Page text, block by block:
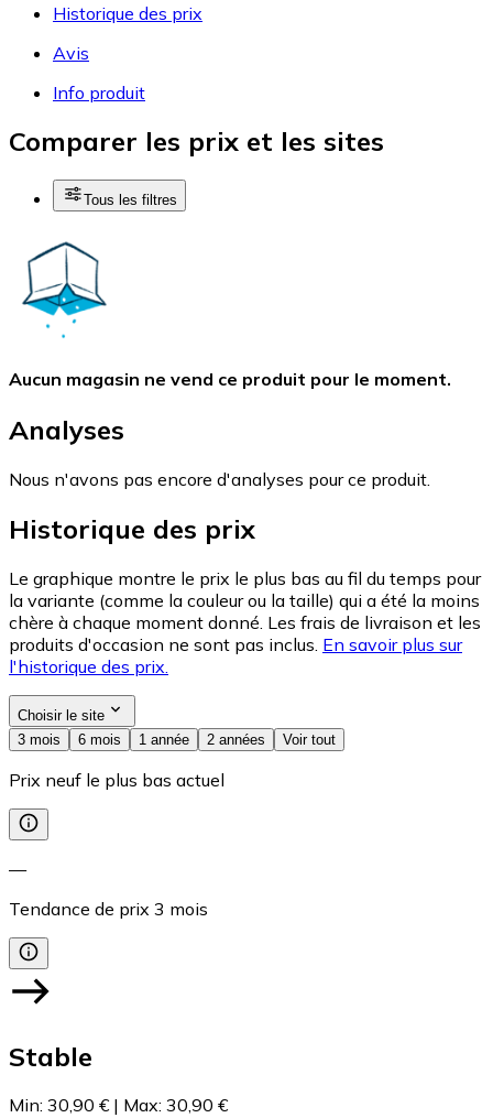
Historique des prix
Avis
Info produit
Comparer les prix et les sites
Tous les filtres
Aucun magasin ne vend ce produit pour le moment.
Analyses
Nous n'avons pas encore d'analyses pour ce produit.
Historique des prix
Le graphique montre le prix le plus bas au fil du temps pour
la variante (comme la couleur ou la taille) qui a été la moins
chère à chaque moment donné. Les frais de livraison et les
produits d'occasion ne sont pas inclus. En savoir plus sur
l'historique des prix.
Choisir le site
3 mois
6 mois 1 année 2 années Voir tout
Prix neuf le plus bas actuel
—
Tendance de prix 3 mois
Stable
Min: 30,90 € | Max: 30,90 €